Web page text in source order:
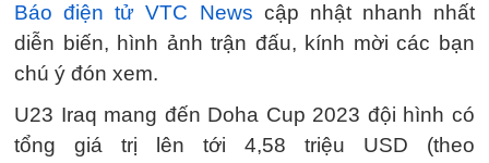
Báo điện tử VTC News cập nhật nhanh nhất
diễn biến, hình ảnh trận đấu, kính mời các bạn
chú ý đón xem.
U23 Iraq mang đến Doha Cup 2023 đội hình có
tổng giá trị lên tới 4,58 triệu USD (theo